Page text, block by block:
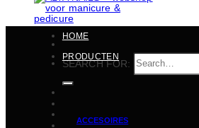
SEARCH FOR:
HOME
PRODUCTEN
ACCESOIRES